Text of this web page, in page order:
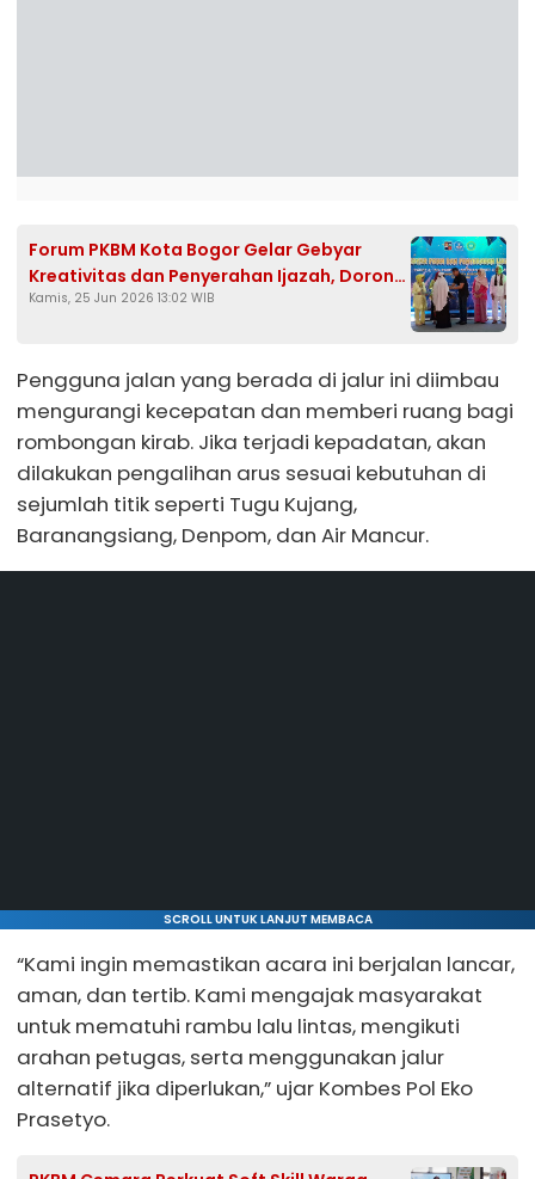
Forum PKBM Kota Bogor Gelar Gebyar
Kreativitas dan Penyerahan Ijazah, Dorong
Penguatan Pendidikan Kesetaraan
Kamis, 25 Jun 2026 13:02 WIB
Pengguna jalan yang berada di jalur ini diimbau
mengurangi kecepatan dan memberi ruang bagi
rombongan kirab. Jika terjadi kepadatan, akan
dilakukan pengalihan arus sesuai kebutuhan di
sejumlah titik seperti Tugu Kujang,
Baranangsiang, Denpom, dan Air Mancur.
SCROLL UNTUK LANJUT MEMBACA
“Kami ingin memastikan acara ini berjalan lancar,
aman, dan tertib. Kami mengajak masyarakat
untuk mematuhi rambu lalu lintas, mengikuti
arahan petugas, serta menggunakan jalur
alternatif jika diperlukan,” ujar Kombes Pol Eko
Prasetyo.